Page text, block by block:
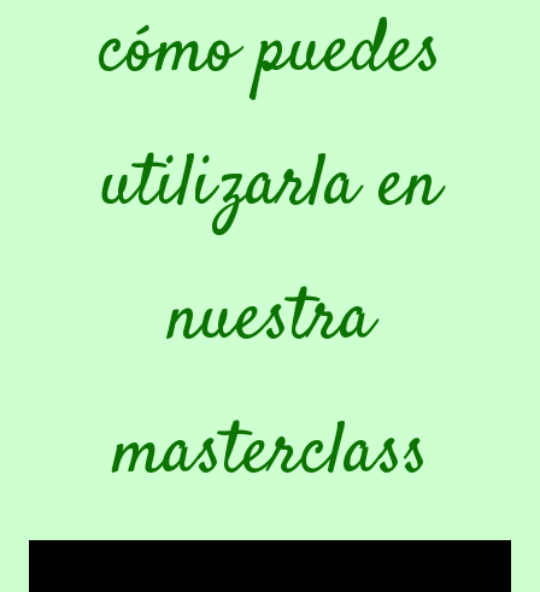
cómo puedes
utilizarla en
nuestra
masterclass